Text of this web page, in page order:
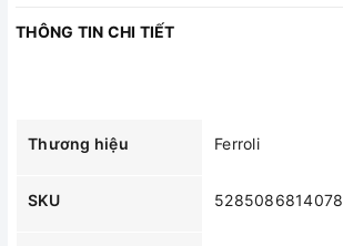
THÔNG TIN CHI TIẾT
Thương hiệu Ferroli
SKU 5285086814078